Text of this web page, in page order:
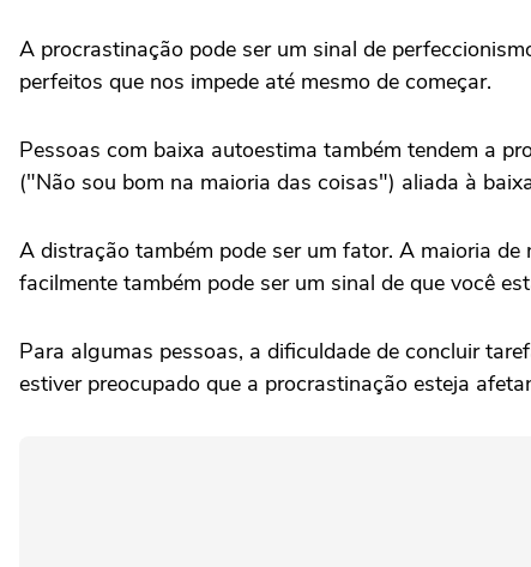
A procrastinação pode ser um sinal de
perfeitos que nos impede até mesmo de começar.
Pessoas com baixa autoestima também tendem a
("Não sou bom na maioria das coisas") aliada à
A distração também pode ser um fator. A maioria
facilmente também pode ser um sinal de que você
Para algumas pessoas, a dificuldade de concluir
estiver preocupado que a procrastinação esteja